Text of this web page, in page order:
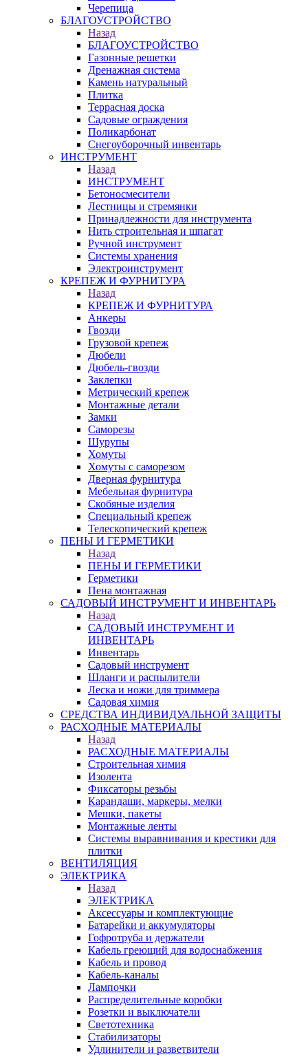
Черепица
БЛАГОУСТРОЙСТВО
Назад
БЛАГОУСТРОЙСТВО
Газонные решетки
Дренажная система
Камень натуральный
Плитка
Террасная доска
Садовые ограждения
Поликарбонат
Снегоуборочный инвентарь
ИНСТРУМЕНТ
Назад
ИНСТРУМЕНТ
Бетоносмесители
Лестницы и стремянки
Принадлежности для инструмента
Нить строительная и шпагат
Ручной инструмент
Системы хранения
Электроинструмент
КРЕПЕЖ И ФУРНИТУРА
Назад
КРЕПЕЖ И ФУРНИТУРА
Анкеры
Гвозди
Грузовой крепеж
Дюбели
Дюбель-гвозди
Заклепки
Метрический крепеж
Монтажные детали
Замки
Саморезы
Шурупы
Хомуты
Хомуты с саморезом
Дверная фурнитура
Мебельная фурнитура
Скобяные изделия
Специальный крепеж
Телескопический крепеж
ПЕНЫ И ГЕРМЕТИКИ
Назад
ПЕНЫ И ГЕРМЕТИКИ
Герметики
Пена монтажная
САДОВЫЙ ИНСТРУМЕНТ И ИНВЕНТАРЬ
Назад
САДОВЫЙ ИНСТРУМЕНТ И
ИНВЕНТАРЬ
Инвентарь
Садовый инструмент
Шланги и распылители
Леска и ножи для триммера
Садовая химия
СРЕДСТВА ИНДИВИДУАЛЬНОЙ ЗАЩИТЫ
РАСХОДНЫЕ МАТЕРИАЛЫ
Назад
РАСХОДНЫЕ МАТЕРИАЛЫ
Строительная химия
Изолента
Фиксаторы резьбы
Карандаши, маркеры, мелки
Мешки, пакеты
Монтажные ленты
Системы выравнивания и крестики для
плитки
ВЕНТИЛЯЦИЯ
ЭЛЕКТРИКА
Назад
ЭЛЕКТРИКА
Аксессуары и комплектующие
Батарейки и аккумуляторы
Гофротруба и держатели
Кабель греющий для водоснабжения
Кабель и провод
Кабель-каналы
Лампочки
Распределительные коробки
Розетки и выключатели
Светотехника
Стабилизаторы
Удлинители и разветвители